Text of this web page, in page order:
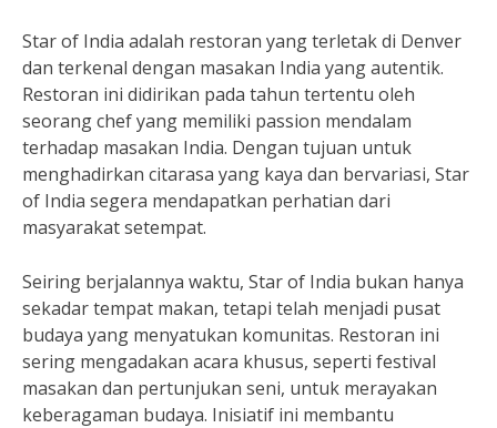
Star of India adalah restoran yang terletak di Denver
dan terkenal dengan masakan India yang autentik.
Restoran ini didirikan pada tahun tertentu oleh
seorang chef yang memiliki passion mendalam
terhadap masakan India. Dengan tujuan untuk
menghadirkan citarasa yang kaya dan bervariasi, Star
of India segera mendapatkan perhatian dari
masyarakat setempat.
Seiring berjalannya waktu, Star of India bukan hanya
sekadar tempat makan, tetapi telah menjadi pusat
budaya yang menyatukan komunitas. Restoran ini
sering mengadakan acara khusus, seperti festival
masakan dan pertunjukan seni, untuk merayakan
keberagaman budaya. Inisiatif ini membantu